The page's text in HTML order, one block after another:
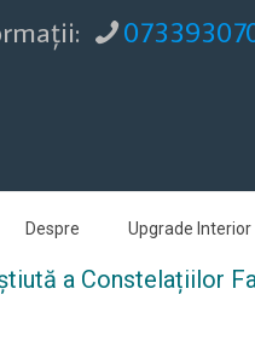
Despre Upgrade Interior
a Constelațiilor